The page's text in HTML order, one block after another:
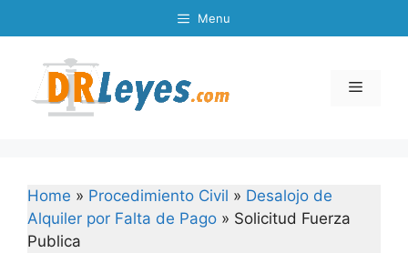
to
Menu
Menu
Home » Procedimiento Civil » Desalojo de
Alquiler por Falta de Pago » Solicitud Fuerza
Publica